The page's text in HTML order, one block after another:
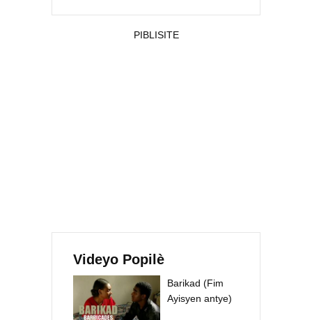
PIBLISITE
Videyo Popilè
Barikad (Fim
Ayisyen antye)